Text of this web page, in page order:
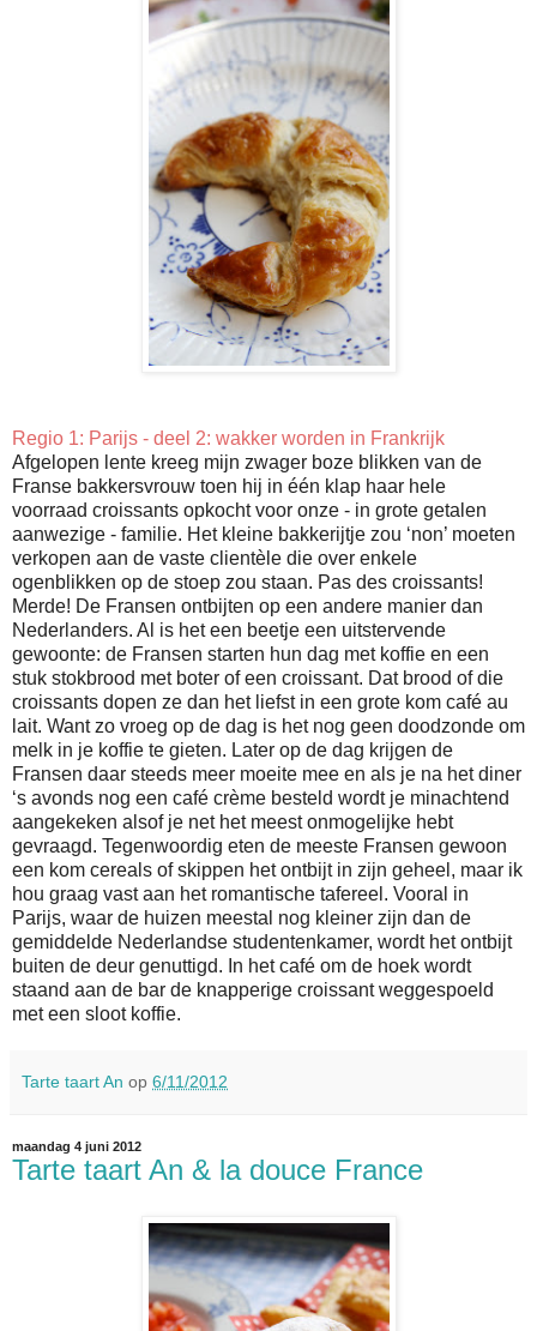
Regio 1: Parijs - deel 2: wakker worden in Frankrijk
Afgelopen lente kreeg mijn zwager boze blikken van de
Franse bakkersvrouw toen hij in één klap haar hele
voorraad croissants opkocht voor onze - in grote getalen
aanwezige - familie. Het kleine bakkerijtje zou ‘non’ moeten
verkopen aan de vaste clientèle die over enkele
ogenblikken op de stoep zou staan. Pas des croissants!
Merde! De Fransen ontbijten op een andere manier dan
Nederlanders. Al is het een beetje een uitstervende
gewoonte: de Fransen starten hun dag met koffie en een
stuk stokbrood met boter of een croissant. Dat brood of die
croissants dopen ze dan het liefst in een grote kom café au
lait. Want zo vroeg op de dag is het nog geen doodzonde om
melk in je koffie te gieten. Later op de dag krijgen de
Fransen daar steeds meer moeite mee en als je na het diner
‘s avonds nog een café crème besteld wordt je minachtend
aangekeken alsof je net het meest onmogelijke hebt
gevraagd. Tegenwoordig eten de meeste Fransen gewoon
een kom cereals of skippen het ontbijt in zijn geheel, maar ik
hou graag vast aan het romantische tafereel. Vooral in
Parijs, waar de huizen meestal nog kleiner zijn dan de
gemiddelde Nederlandse studentenkamer, wordt het ontbijt
buiten de deur genuttigd. In het café om de hoek wordt
staand aan de bar de knapperige croissant weggespoeld
met een sloot koffie.
Tarte taart An op 6/11/2012
maandag 4 juni 2012
Tarte taart An & la douce France